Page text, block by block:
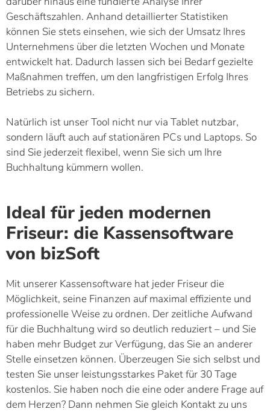
Geschäftszahlen. Anhand detaillierter Statistiken
können Sie stets einsehen, wie sich der Umsatz Ihres
Unternehmens über die letzten Wochen und Monate
entwickelt hat. Dadurch lassen sich bei Bedarf gezielte
Maßnahmen treffen, um den langfristigen Erfolg Ihres
Betriebs zu sichern.
Natürlich ist unser Tool nicht nur via Tablet nutzbar,
sondern läuft auch auf stationären PCs und Laptops. So
sind Sie jederzeit flexibel, wenn Sie sich um Ihre
Buchhaltung kümmern wollen.
Ideal für jeden modernen
Friseur: die Kassensoftware
von bizSoft
Mit unserer Kassensoftware hat jeder Friseur die
Möglichkeit, seine Finanzen auf maximal effiziente und
professionelle Weise zu ordnen. Der zeitliche Aufwand
für die Buchhaltung wird so deutlich reduziert – und Sie
haben mehr Budget zur Verfügung, das Sie an anderer
Stelle einsetzen können. Überzeugen Sie sich selbst und
testen Sie unser leistungsstarkes Paket für 30 Tage
kostenlos. Sie haben noch die eine oder andere Frage auf
dem Herzen? Dann nehmen Sie gleich Kontakt zu uns